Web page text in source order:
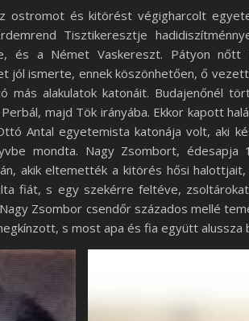
ostromot és kitörést végigharcolt
Tisztikeresztje
és a Német Vaskereszt. Pátyon
jól ismerte, ennek köszönhetően, ő
más alakulatok katonáit. Budajenőnél
majd Tök irányába. Ekkor kapott
Antal egyetemista katonája volt, aki
mondta. Nagy Zsombort, édesapja
akik eltemették a kitörés hősi
fiát, s egy szekérre feltéve,
Zsombor csendőr százados mellé
s most apa és fia együtt alussza